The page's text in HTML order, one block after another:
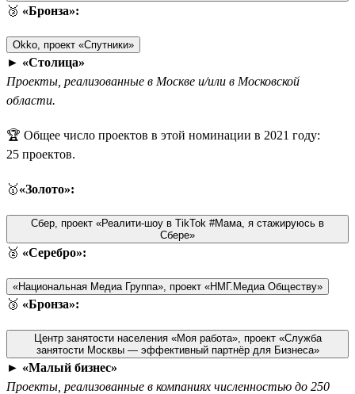
🥉 «Бронза»:
Okko, проект «Спутники»
► «Столица»
Проекты, реализованные в Москве и/или в Московской
области.
🏆 Общее число проектов в этой номинации в 2021 году:
25 проектов.
🥇«Золото»:
Сбер, проект «Реалити-шоу в TikTok #Мама, я стажируюсь в
Сбере»
🥈 «Серебро»:
«Национальная Медиа Группа», проект «НМГ.Медиа Обществу»
🥉 «Бронза»:
Центр занятости населения «Моя работа», проект «Служба
занятости Москвы — эффективный партнёр для Бизнеса»
► «Малый бизнес»
Проекты, реализованные в компаниях численностью до 250